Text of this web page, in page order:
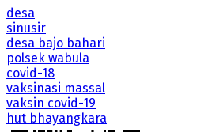
desa
sinusir
desa bajo bahari
polsek wabula
covid-18
vaksinasi massal
vaksin covid-19
hut bhayangkara